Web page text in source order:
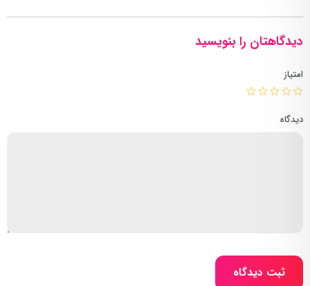
دیدگاهتان را بنویسید
امتیاز
دیدگاه
ثبت دیدگاه